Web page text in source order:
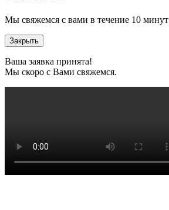
Мы свяжемся с вами в течение 10 минут
Закрыть
Ваша заявка принята!
Мы скоро с Вами свяжемся.